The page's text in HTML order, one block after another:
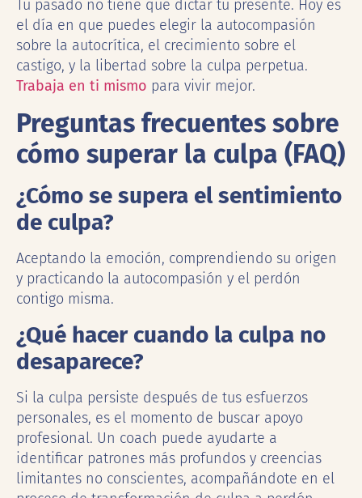
Tu pasado no tiene que dictar tu presente. Hoy es
el día en que puedes elegir la autocompasión
sobre la autocrítica, el crecimiento sobre el
castigo, y la libertad sobre la culpa perpetua.
Trabaja en ti mismo para vivir mejor.
Preguntas frecuentes sobre
cómo superar la culpa (FAQ)
¿Cómo se supera el sentimiento
de culpa?
Aceptando la emoción, comprendiendo su origen
y practicando la autocompasión y el perdón
contigo misma.
¿Qué hacer cuando la culpa no
desaparece?
Si la culpa persiste después de tus esfuerzos
personales, es el momento de buscar apoyo
profesional. Un coach puede ayudarte a
identificar patrones más profundos y creencias
limitantes no conscientes, acompañándote en el